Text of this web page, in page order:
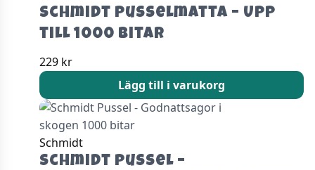
Schmidt Pusselmatta – Upp
till 1000 bitar
229 kr
Lägg till i varukorg
Schmidt
Schmidt Pussel –